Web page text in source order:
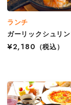
ランチ
ガーリックシュリ
¥2,180
（税込）